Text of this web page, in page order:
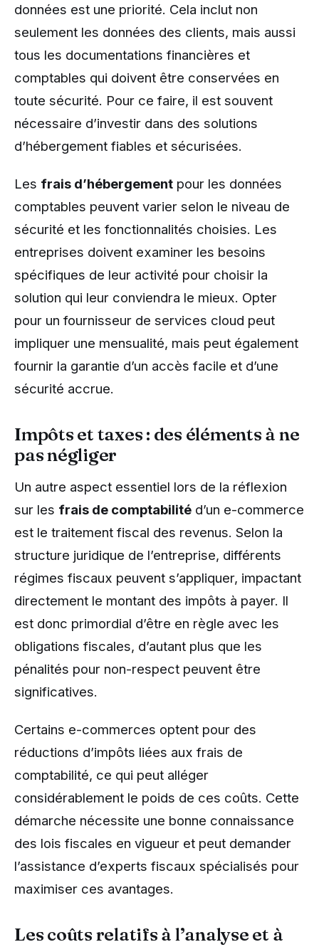
données est une priorité. Cela inclut non
seulement les données des clients, mais aussi
tous les documentations financières et
comptables qui doivent être conservées en
toute sécurité. Pour ce faire, il est souvent
nécessaire d’investir dans des solutions
d’hébergement fiables et sécurisées.
Les frais d’hébergement pour les données
comptables peuvent varier selon le niveau de
sécurité et les fonctionnalités choisies. Les
entreprises doivent examiner les besoins
spécifiques de leur activité pour choisir la
solution qui leur conviendra le mieux. Opter
pour un fournisseur de services cloud peut
impliquer une mensualité, mais peut également
fournir la garantie d’un accès facile et d’une
sécurité accrue.
Impôts et taxes : des éléments à ne
pas négliger
Un autre aspect essentiel lors de la réflexion
sur les frais de comptabilité d’un e-commerce
est le traitement fiscal des revenus. Selon la
structure juridique de l’entreprise, différents
régimes fiscaux peuvent s’appliquer, impactant
directement le montant des impôts à payer. Il
est donc primordial d’être en règle avec les
obligations fiscales, d’autant plus que les
pénalités pour non-respect peuvent être
significatives.
Certains e-commerces optent pour des
réductions d’impôts liées aux frais de
comptabilité, ce qui peut alléger
considérablement le poids de ces coûts. Cette
démarche nécessite une bonne connaissance
des lois fiscales en vigueur et peut demander
l’assistance d’experts fiscaux spécialisés pour
maximiser ces avantages.
Les coûts relatifs à l’analyse et à